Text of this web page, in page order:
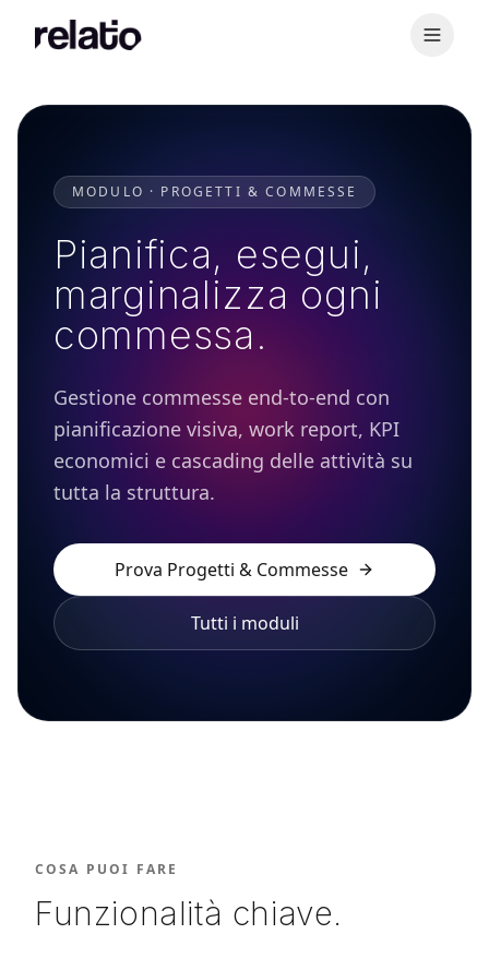
MODULO · PROGETTI & COMMESSE
Pianifica, esegui,
marginalizza ogni
commessa.
Gestione commesse end-to-end con
pianificazione visiva, work report, KPI
economici e cascading delle attività su
tutta la struttura.
Prova Progetti & Commesse
Tutti i moduli
COSA PUOI FARE
Funzionalità chiave.